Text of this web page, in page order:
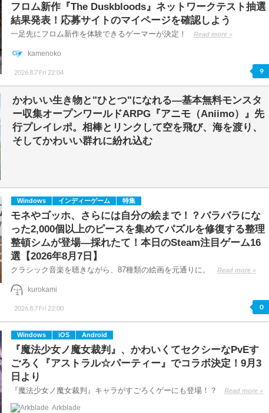
フロム新作『The Duskbloods』ネットワークテスト抽選
結果発表！応募サイトのマイページを確認しよう
一足先にフロム新作を体験できるゲーマーが決定！ Read more »
2026.8.7 Fri 22:04
kamenoko
9
かわいい生き物と"ひとつ"になれる―基本無料モンスタ
ー収集オープンワールドARPG『アニモ（Aniimo）』先
行プレイレポ。相棒とリンクして空を飛び、海を渡り、
そしてかわいい群れに紛れ込む
Windows インディーゲーム 特集
モネやゴッホ、さらには自分の絵まで！？バラバラにな
った2,000個以上のピースを集めてパズルを修復する整理
整頓シムが登場―採れたて！本日のSteam注目ゲーム16
選【2026年8月7日】
クラシック音楽を聴きながら、87種類の絵画を元通りに。 Read more »
2026.8.7 Fri 22:00
kurokami
0
Windows iOS Android
『魔法少女ノ魔女裁判』、かわいくてセクシーなPvEす
ごろく『アストラル☆パーティー』でコラボ決定！9月3
日より
『魔法少女ノ魔女裁判』キャラがすごろくゲーにも登場！？ Read more »
Arkblade